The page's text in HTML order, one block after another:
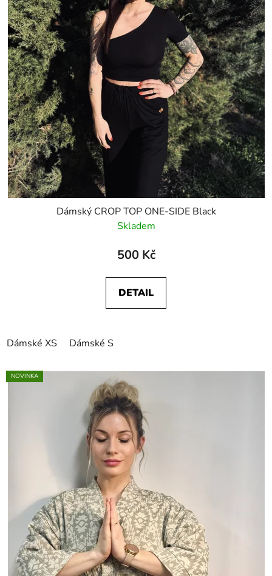
Dámský CROP TOP ONE-SIDE Black
Skladem
500 Kč
DETAIL
Dámské XS Dámské S
NOVINKA